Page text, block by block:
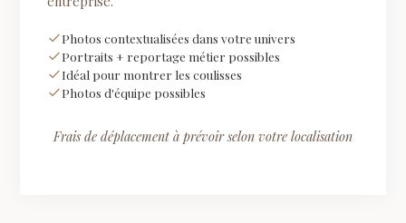
Photos contextualisées dans votre univers
Portraits + reportage métier possibles
Idéal pour montrer les coulisses
Photos d'équipe possibles
Frais de déplacement à prévoir selon votre localisation